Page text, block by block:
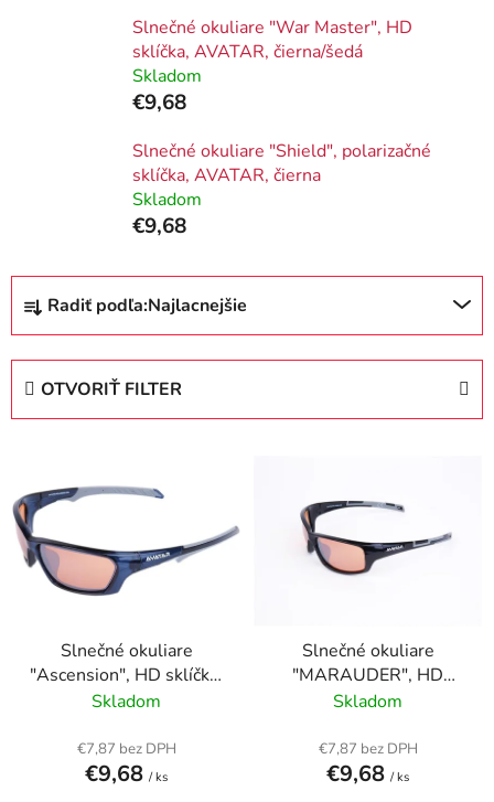
Slnečné okuliare "War Master", HD
sklíčka, AVATAR, čierna/šedá
Skladom
€9,68
Slnečné okuliare "Shield", polarizačné
sklíčka, AVATAR, čierna
Skladom
€9,68
R
d
p
r
o
d
Radiť podľa:Najlacnejšie
OTVORIŤ FILTER
p
i
Slnečné okuliare
"Ascension", HD sklíčka,
AVATAR, čierna
Skladom
€7,87 bez DPH
€9,68 / ks
Slnečné okuliare
"MARAUDER", HD
sklíčka, AVATAR, čierna
Skladom
€7,87 bez DPH
€9,68 / ks